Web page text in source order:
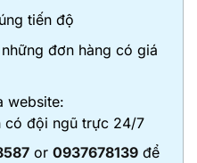
tiến độ
đơn hàng có giá
website:
có đội ngũ trực 24/7
or 0937678139để